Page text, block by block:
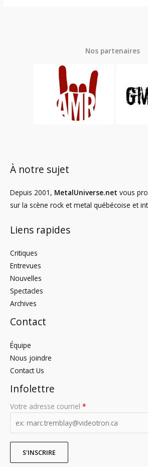
Nos partenaires
À notre sujet
Depuis 2001, MetalUniverse.net vous
sur la scène rock et metal québécoise et
Liens rapides
Critiques
Entrevues
Nouvelles
Spectacles
Archives
Contact
Équipe
Nous joindre
Contact Us
Infolettre
Votre adresse courriel *